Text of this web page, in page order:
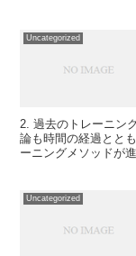
Uncategorized
2. 過去のトレーニン
論も時間の経過とと
ーニングメソッドが
Uncategorized